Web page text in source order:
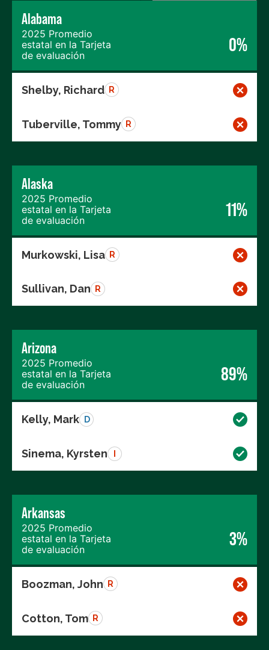
Alabama
2025 Promedio
estatal en la Tarjeta
de evaluación
0%
Shelby, Richard R
Tuberville, Tommy R
Alaska
2025 Promedio
estatal en la Tarjeta
de evaluación
11%
Murkowski, Lisa R
Sullivan, Dan R
Arizona
2025 Promedio
estatal en la Tarjeta
de evaluación
89%
Kelly, Mark D
Sinema, Kyrsten
Arkansas
2025 Promedio
estatal en la Tarjeta
de evaluación
3%
Boozman, John R
Cotton, Tom R